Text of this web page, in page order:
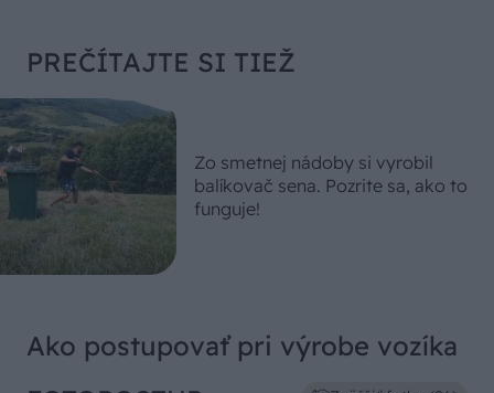
PREČÍTAJTE SI TIEŽ
Zo smetnej nádoby si vyrobil
balíkovač sena. Pozrite sa, ako to
funguje!
Ako postupovať pri výrobe vozíka